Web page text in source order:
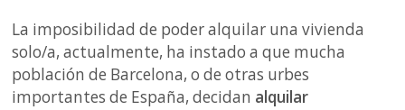
La imposibilidad de poder alquilar una vivienda
solo/a, actualmente, ha instado a que mucha
población de Barcelona, o de otras urbes
importantes de España, decidan alquilar